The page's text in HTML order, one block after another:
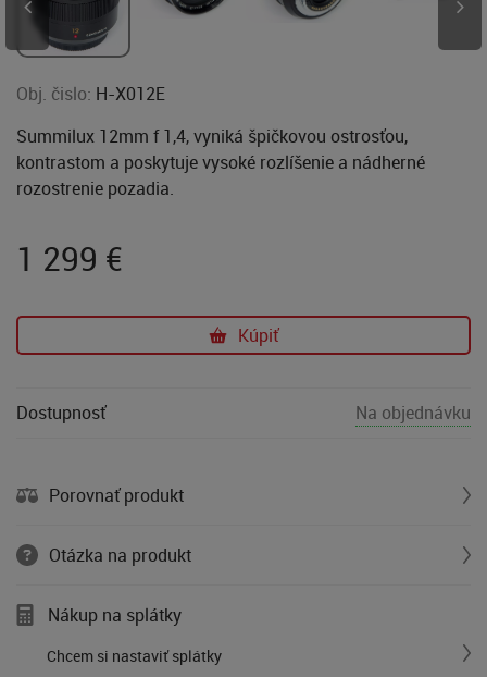
Obj. čislo: H-X012E
Summilux 12mm f 1,4, vyniká špičkovou ostrosťou,
kontrastom a poskytuje vysoké rozlíšenie a nádherné
rozostrenie pozadia.
1 299 €
Kúpiť
Dostupnosť Na objednávku
Porovnať produkt
Otázka na produkt
Nákup na splátky
Chcem si nastaviť splátky